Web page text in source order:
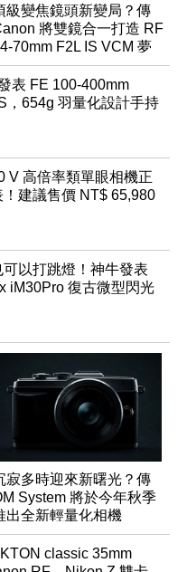
級變焦鏡頭新變局？傳
將雙鏡合一打造 RF
70mm F2L IS VCM 夢
規格
表 FE 100-400mm
，654g 羽量化設計手持
V 高倍率類單眼相機正
建議售價 NT$ 65,980
以打跳燈！神牛發表
iM30Pro 復古微型閃光
寂多時迎來新曙光？傳
System 將於今年秋季
出全新輕量化相機
classic 35mm